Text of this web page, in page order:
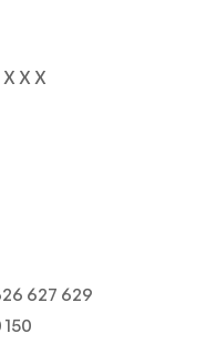
X X
627 629